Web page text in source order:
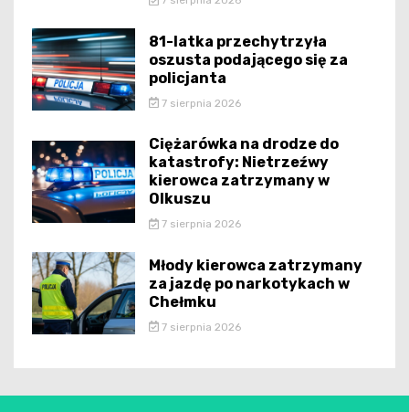
81-latka przechytrzyła
oszusta podającego się za
policjanta
7 sierpnia 2026
Ciężarówka na drodze do
katastrofy: Nietrzeźwy
kierowca zatrzymany w
Olkuszu
7 sierpnia 2026
Młody kierowca zatrzymany
za jazdę po narkotykach w
Chełmku
7 sierpnia 2026